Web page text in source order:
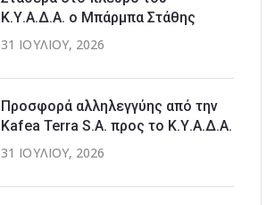
Κ.Υ.Α.Δ.Α. ο Μπάρμπα Στάθης
31 ΙΟΥΛΊΟΥ, 2026
Προσφορά αλληλεγγύης από την
Kafea Terra S.A. προς το Κ.Υ.Α.Δ.Α.
31 ΙΟΥΛΊΟΥ, 2026